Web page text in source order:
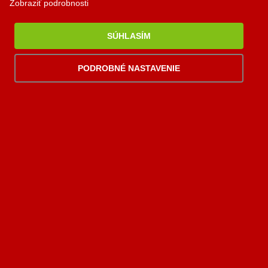
okr. Ružomberok, 034 96
0948 949 949
po-pi 8:00-18:00 hod.
Zobraziť podrobnosti
SÚHLASÍM
PODROBNÉ NASTAVENIE